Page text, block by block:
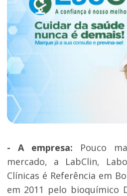
- A empresa: Pouco
mercado, a LabClin,
Clínicas é Referência em
em 2011 pelo bioquímico